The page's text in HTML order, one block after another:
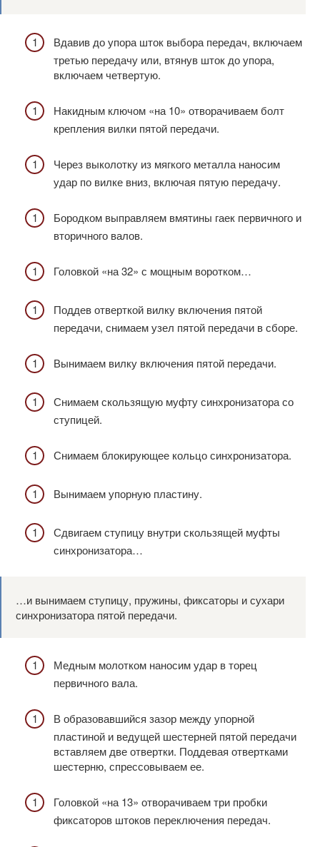
Вдавив до упора шток выбора передач, включаем
третью передачу или, втянув шток до упора,
включаем четвертую.
Накидным ключом «на 10» отворачиваем болт
крепления вилки пятой передачи.
Через выколотку из мягкого металла наносим
удар по вилке вниз, включая пятую передачу.
Бородком выправляем вмятины гаек первичного и
вторичного валов.
Головкой «на 32» с мощным воротком…
Поддев отверткой вилку включения пятой
передачи, снимаем узел пятой передачи в сборе.
Вынимаем вилку включения пятой передачи.
Снимаем скользящую муфту синхронизатора со
ступицей.
Снимаем блокирующее кольцо синхронизатора.
Вынимаем упорную пластину.
Сдвигаем ступицу внутри скользящей муфты
синхронизатора…
…и вынимаем ступицу, пружины, фиксаторы и сухари
синхронизатора пятой передачи.
Медным молотком наносим удар в торец
первичного вала.
В образовавшийся зазор между упорной
пластиной и ведущей шестерней пятой передачи
вставляем две отвертки. Поддевая отвертками
шестерню, спрессовываем ее.
Головкой «на 13» отворачиваем три пробки
фиксаторов штоков переключения передач.